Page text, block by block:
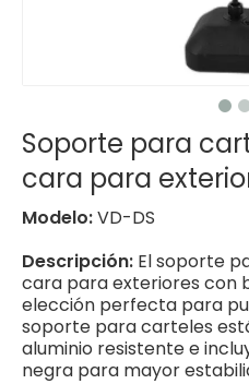
Soporte para
cara para
Modelo:VD-DS
Descripción: El soporte
cara para exteriores con
elección perfecta para
soporte para carteles
aluminio resistente e
negra para mayor